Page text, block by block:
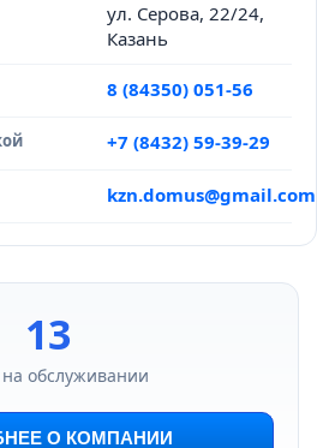
ул. Серова, 22/24,
Казань
8 (84350) 051-56
+7 (8432) 59-39-29
kzn.domus@gmail.com
13
обслуживании
О КОМПАНИИ